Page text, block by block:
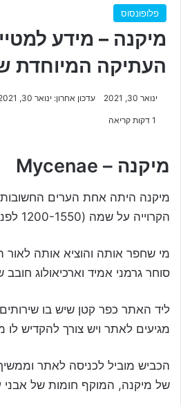
פלופונסוס
מיקנה – מידע
העתיקה המיוחדת
ינואר 30, 2021 עדכון אחרון: ינואר 30, 2021
מיקנה – Mycenae
מיקנה היתה אחת הערים
הקרוייה על שמה (1200-1550 לפנה"ס בערך).
מי שחפר אותה והוציא אותה לאור
סוחר גרמני אמיד וארכיאולוג
ליד האתר כפר קטן שיש בו
מגיעים לאתר ויש צורך להקדיש
הכביש מוביל לכניסה לאתר
של מיקנה, המוקף חומות של אבני